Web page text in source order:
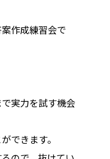
作成練習会で
実力を試す機会
できます。